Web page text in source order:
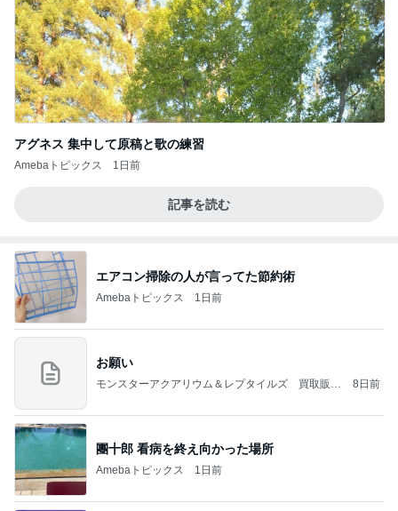
アグネス 集中して原稿と歌の練習
Amebaトピックス 1日前
記事を読む
エアコン掃除の人が言ってた節約術
Amebaトピックス 1日前
お願い
モンスターアクアリウム＆レプタイルズ 買取販売
8日前
團十郎 看病を終え向かった場所
Amebaトピックス 1日前